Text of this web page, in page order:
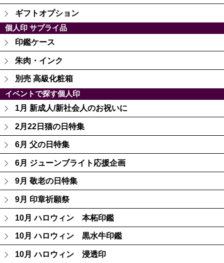
ギフトオプション
個人印 サプライ品
印鑑ケース
朱肉・インク
別売 高級化粧箱
イベントで探す個人印
1月 新成人/新社会人のお祝いに
2月22日猫の日特集
6月 父の日特集
6月 ジューンブライト応援企画
9月 敬老の日特集
9月 印章祈願祭
10月 ハロウィン 本柘印鑑
10月 ハロウィン 黒水牛印鑑
10月 ハロウィン 浸透印